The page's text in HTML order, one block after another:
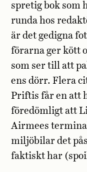
spretig bok som
runda hos
är det gedigna
förarna ger kött
som ser till att
ens dörr. Flera
Priftis får en att
föredömligt att
Airmees
miljöbilar det
faktiskt har